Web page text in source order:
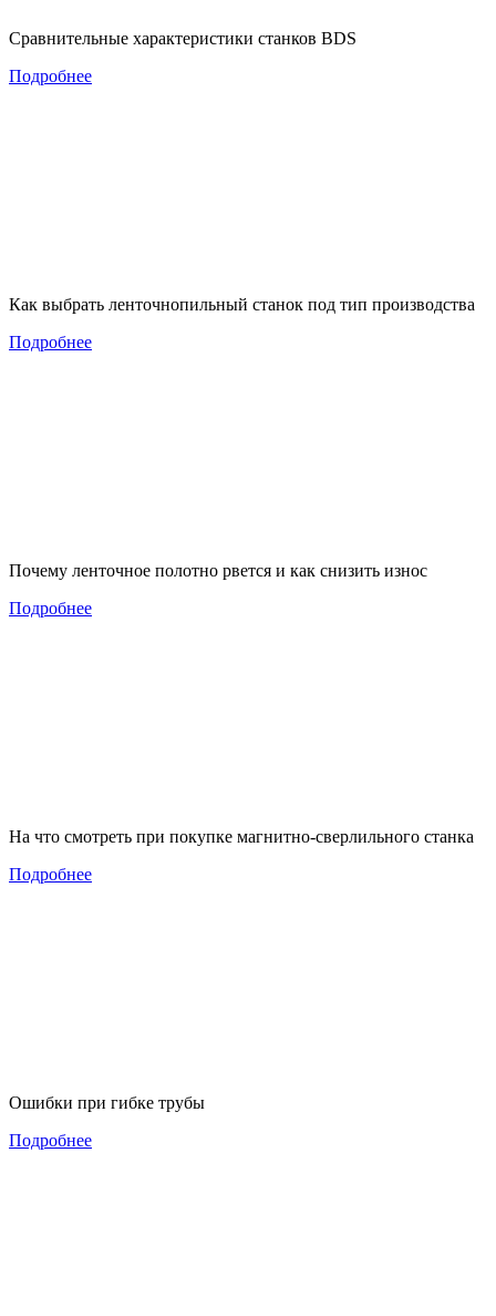
Сравнительные характеристики станков BDS
Подробнее
Как выбрать ленточнопильный станок под тип производства
Подробнее
Почему ленточное полотно рвется и как снизить износ
Подробнее
На что смотреть при покупке магнитно-сверлильного станка
Подробнее
Ошибки при гибке трубы
Подробнее